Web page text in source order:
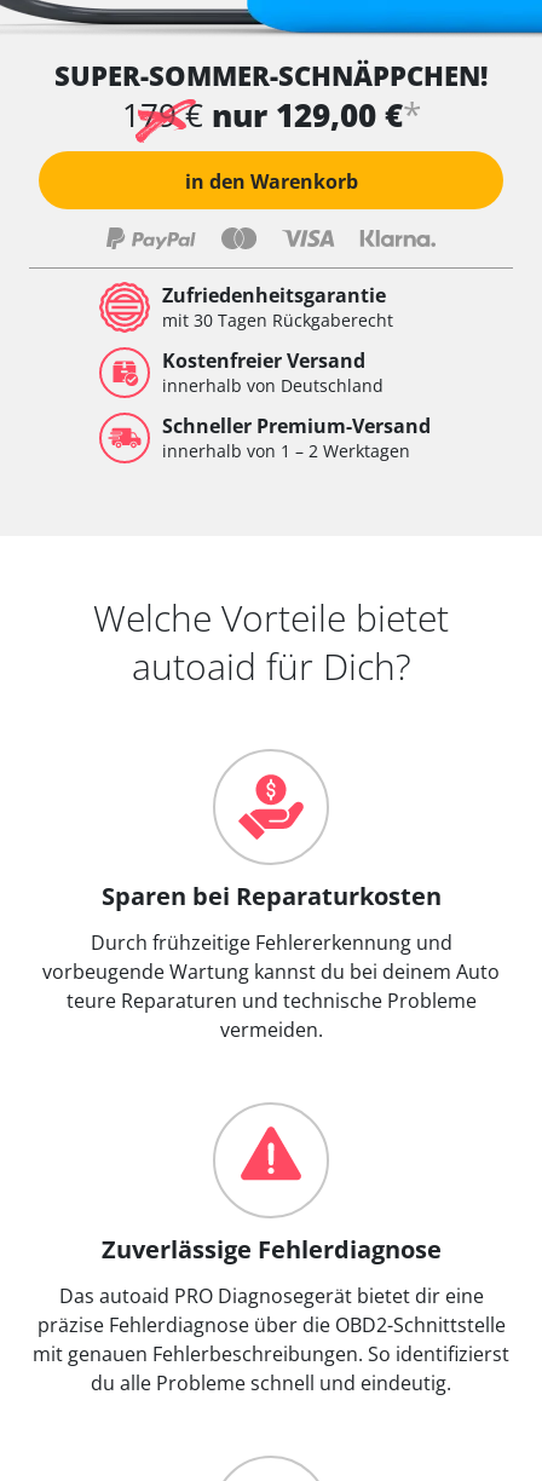
SUPER-SOMMER-SCHNÄPPCHEN!
179 € nur 129,00 €*
in den Warenkorb
Zufriedenheitsgarantie
mit 30 Tagen Rückgaberecht
Kostenfreier Versand
innerhalb von Deutschland
Schneller Premium-Versand
innerhalb von 1 – 2 Werktagen
Welche Vorteile bietet
autoaid für Dich?
Sparen bei Reparaturkosten
Durch frühzeitige Fehlererkennung und
vorbeugende Wartung kannst du bei deinem Auto
teure Reparaturen und technische Probleme
vermeiden.
Zuverlässige Fehlerdiagnose
Das autoaid PRO Diagnosegerät bietet dir eine
präzise Fehlerdiagnose über die OBD2-Schnittstelle
mit genauen Fehlerbeschreibungen. So identifizierst
du alle Probleme schnell und eindeutig.